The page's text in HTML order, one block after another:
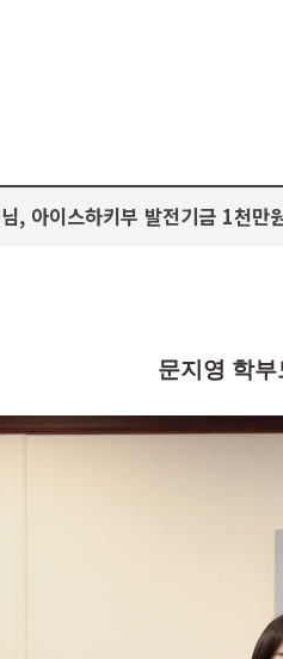
, 아이스하키부 발전기금 1천만
문지영 학